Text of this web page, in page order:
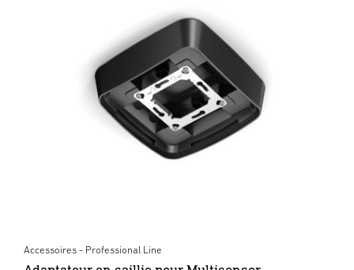
Accessoires - Professional Line